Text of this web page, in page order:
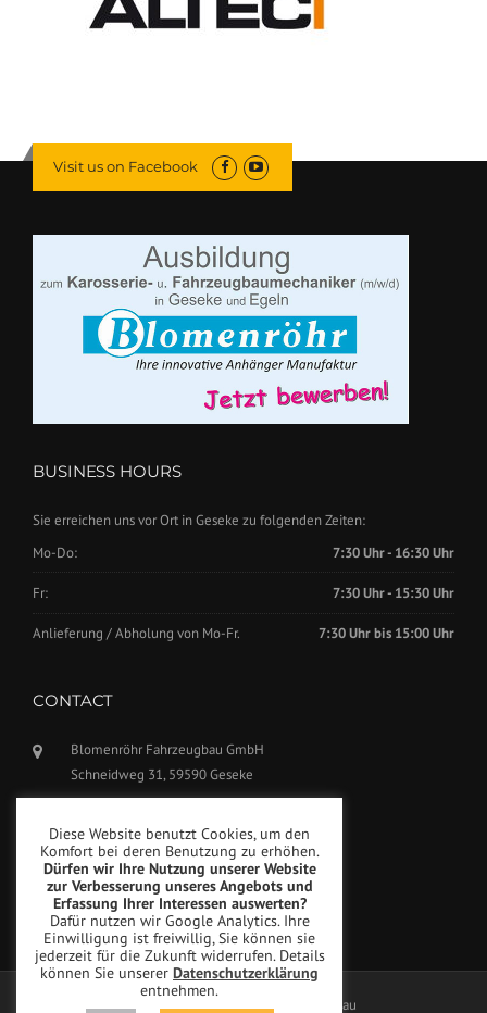
Visit us on Facebook
BUSINESS HOURS
Sie erreichen uns vor Ort in Geseke zu folgenden Zeiten:
Mo-Do:
7:30 Uhr - 16:30 Uhr
Fr: 7:30 Uhr - 15:30 Uhr
Anlieferung / Abholung von Mo-Fr. 7:30 Uhr bis 15:00 Uhr
CONTACT
Blomenröhr Fahrzeugbau GmbH
Schneidweg 31, 59590 Geseke
Fax: +49(0)2942-5799777
info@blomenroehr.com
Copyright © Blomenröhr Fahrzeugbau
Diese Website benutzt Cookies, um den
Komfort bei deren Benutzung zu erhöhen.
Dürfen wir Ihre Nutzung unserer Website
zur Verbesserung unseres Angebots und
Erfassung Ihrer Interessen auswerten?
Dafür nutzen wir Google Analytics. Ihre
Einwilligung ist freiwillig, Sie können sie
jederzeit für die Zukunft widerrufen. Details
können Sie unserer Datenschutzerklärung
entnehmen.